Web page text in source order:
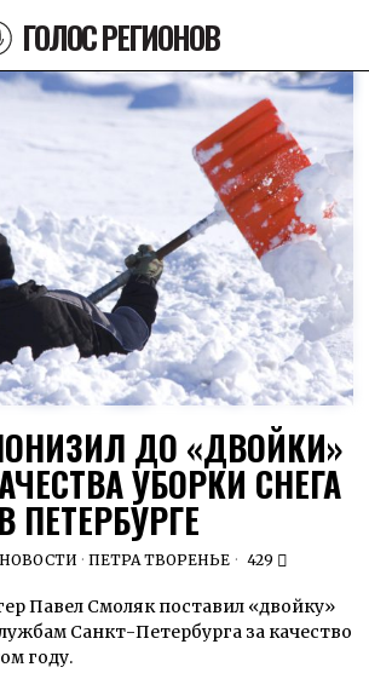
ГОЛОС РЕГИОНОВ
ДО «ДВОЙКИ»
УБОРКИ СНЕГА
В ПЕТЕРБУРГЕ
НОВОСТИ · ПЕТРА ТВОРЕНЬЕ 429
Павел Смоляк поставил «двойку»
Санкт-Петербурга за качество
году.